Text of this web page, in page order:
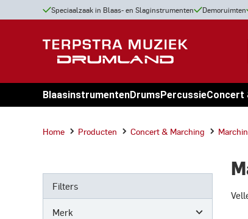
Speciaalzaak in Blaas- en Slaginstrumenten Demoruimten
BlaasinstrumentenDrumsPercussieConcert
Home Producten Concert & Marching
Filters
Merk